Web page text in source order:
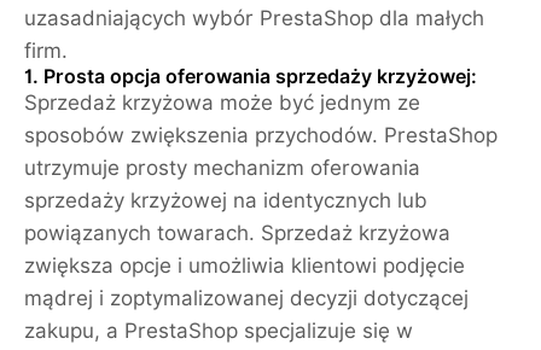
uzasadniających wybór PrestaShop dla małych
firm.
1. Prosta opcja oferowania sprzedaży krzyżowej:
Sprzedaż krzyżowa może być jednym ze
sposobów zwiększenia przychodów. PrestaShop
utrzymuje prosty mechanizm oferowania
sprzedaży krzyżowej na identycznych lub
powiązanych towarach. Sprzedaż krzyżowa
zwiększa opcje i umożliwia klientowi podjęcie
mądrej i zoptymalizowanej decyzji dotyczącej
zakupu, a PrestaShop specjalizuje się w